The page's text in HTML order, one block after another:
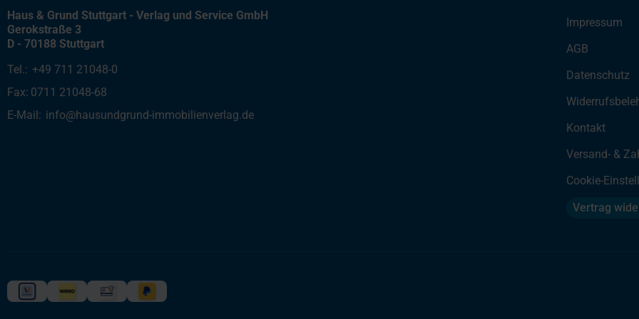
Haus & Grund Stuttgart - Verlag und Service GmbH
Gerokstraße 3
D - 70188 Stuttgart
Tel.: +49 711 21048-0
Fax: 0711 21048-68
E-Mail: info@hausundgrund-immobilienverlag.de
Impressum
AGB
Datenschutz
Kontakt
Versand- &
Cookie-
Vertrag